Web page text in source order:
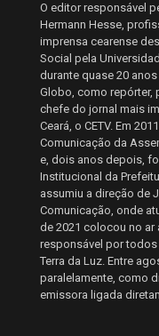
O editor responsável
Hermann Hesse,
imprensa cearense
Social pela
durante quase 20
Globo, como repórter,
chefe do jornal mais
Ceará, o CETV. Em
Comunicação da
e, dois anos depois,
Institucional da
assumiu a direção de
Comunicação, onde
de 2021 colocou no ar
responsável por
Terra da Luz. Entre
paralelamente, como
emissora ligada